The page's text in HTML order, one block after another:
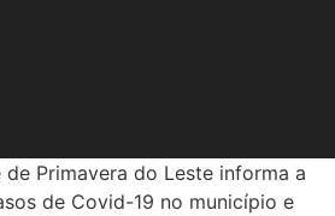
de Primavera do Leste informa a
de Covid-19 no município e